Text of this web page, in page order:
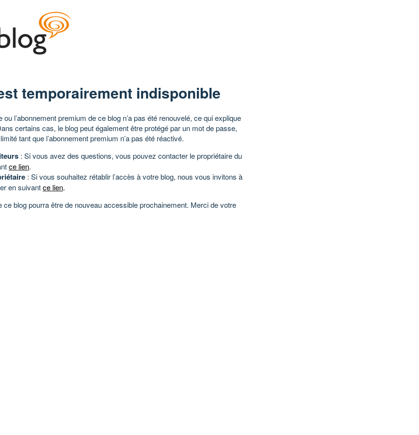
temporairement indisponible
ou l’abonnement premium de ce blog n’a pas été renouvelé, ce qui explique
certains cas, le blog peut également être protégé par un mot de passe,
tant que l’abonnement premium n’a pas été réactivé.
: Si vous avez des questions, vous pouvez contacter le propriétaire du
ce lien.
: Si vous souhaitez rétablir l’accès à votre blog, nous vous invitons à
en suivantce lien.
ce blog pourra être de nouveau accessible prochainement. Merci de votre